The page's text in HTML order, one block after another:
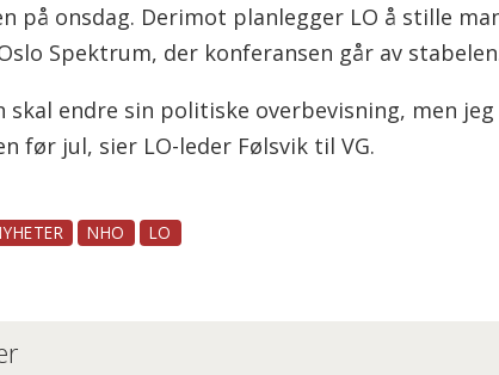
på onsdag. Derimot planlegger LO å stille
Spektrum, der konferansen går av
skal endre sin politiske overbevisning, men
før jul, sier LO-leder Følsvik til VG.
NHO LO